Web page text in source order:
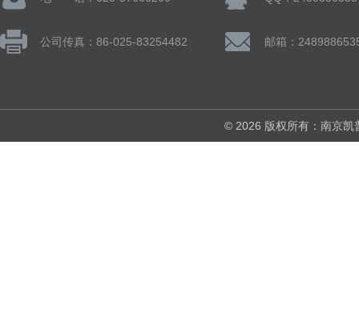
公司传真：86-025-83254482 邮箱：
© 2026 版权所有：南京